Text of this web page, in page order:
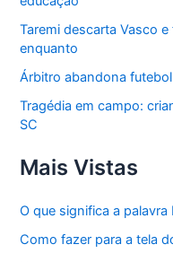
Taremi descarta Vasco
enquanto
Árbitro abandona
Tragédia em campo:
SC
Mais Vistas
O que significa a palavra
Como fazer para a tela